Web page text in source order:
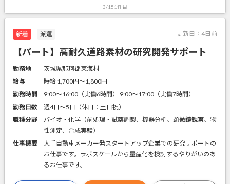
3/151件目
新着 派遣 更新日： 4日前
【パート】高耐久道路素材の研究開発サポート
勤務地
茨城県那珂郡東海村
給与
時給 1,700円〜1,800円
勤務時間
9:00～16:00（実働6時間） 9:00～17:00（実働7時間）
勤務日数
週4日～5日（休日：土日祝）
職種分野
バイオ・化学（前処理・試薬調製、機器分析、顕微鏡観察、物
性測定、合成実験）
仕事概要
大手自動車メーカー発スタートアップ企業での研究サポートの
お仕事です。ラボスケールから量産化を検討するやりがいのあ
るお仕事です。